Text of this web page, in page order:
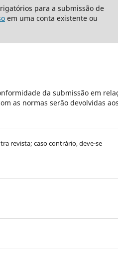
para a submissão de
em uma conta existente ou
da submissão em
as normas serão devolvidas
revista; caso contrário, deve-se